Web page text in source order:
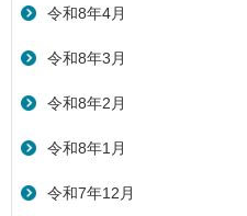
令和8年4月
令和8年3月
令和8年2月
令和8年1月
令和7年12月